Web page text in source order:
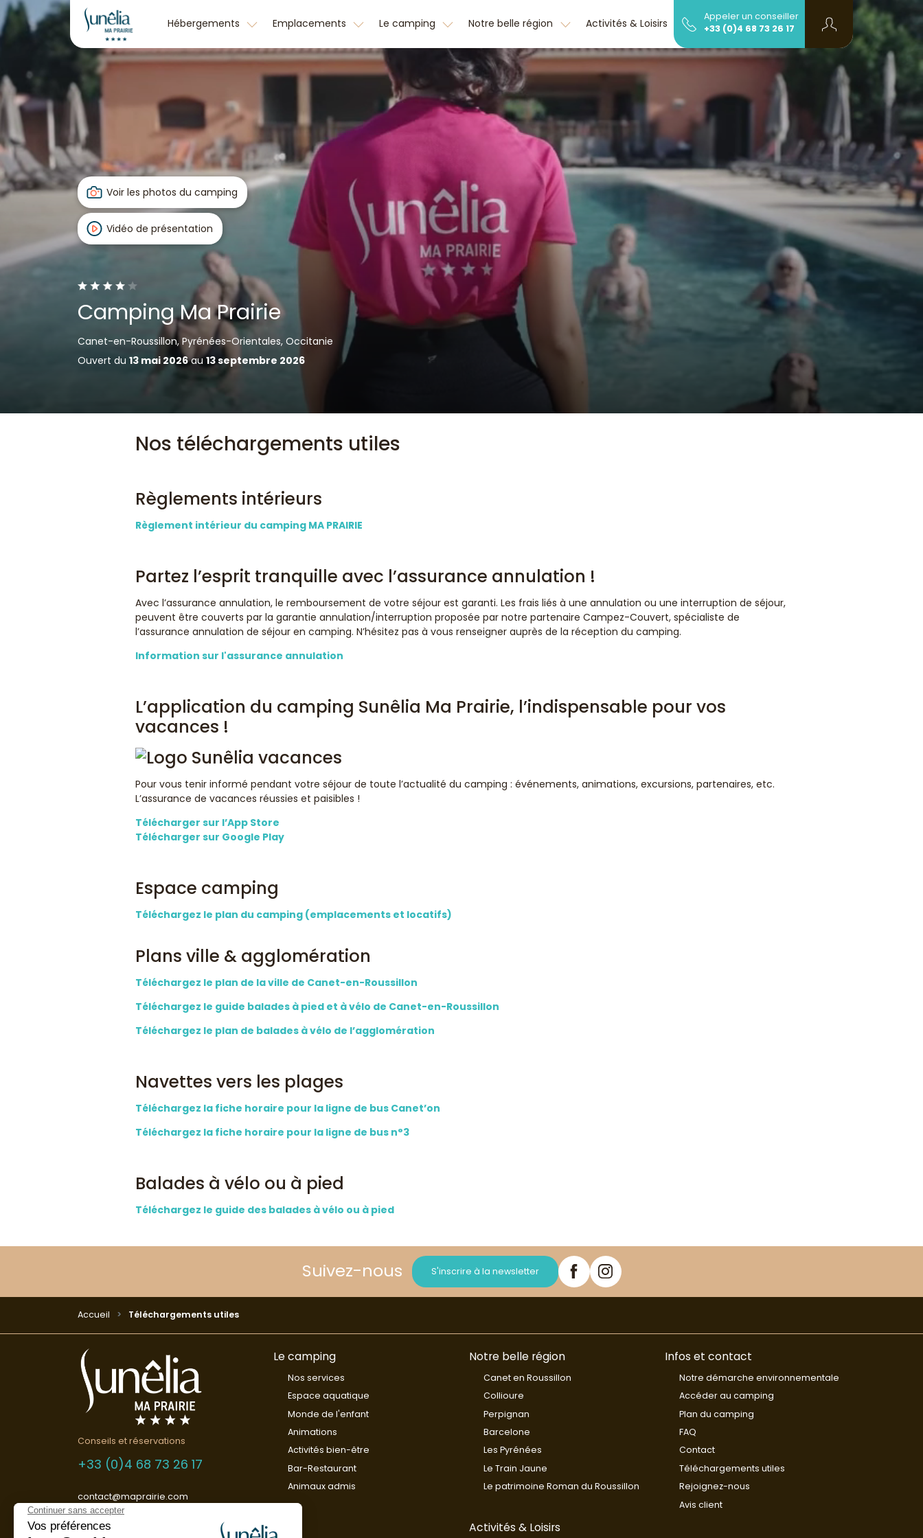
Hébergements Emplacements Le camping Notre belle région Activités & Loisirs Infos et contact
Appeler un conseiller
+33 (0)4 68 73 26 17
Voir les photos du camping
Vidéo de présentation
Camping Ma Prairie
Canet-en-Roussillon, Pyrénées-Orientales, Occitanie
Ouvert du 13 mai 2026au13 septembre 2026
Nos téléchargements utiles
Règlements intérieurs
Règlement intérieur du camping MA PRAIRIE
Partez l’esprit tranquille avec l’assurance annulation !
Avec l’assurance annulation, le remboursement de votre séjour est garanti. Les frais liés à une annulation ou une interruption de séjour,
peuvent être couverts par la garantie annulation/interruption proposée par notre partenaire Campez-Couvert, spécialiste de
l’assurance annulation de séjour en camping. N’hésitez pas à vous renseigner auprès de la réception du camping.
Information sur l'assurance annulation
L’application du camping Sunêlia Ma Prairie, l’indispensable pour vos
vacances !
Pour vous tenir informé pendant votre séjour de toute l’actualité du camping : événements, animations, excursions, partenaires, etc.
L’assurance de vacances réussies et paisibles !
Télécharger sur l’AppStore
Télécharger sur Google Play
Espace camping
Téléchargez le plan du camping (emplacements et locatifs)
Plans ville & agglomération
Téléchargez le plan de la ville de Canet-en-Roussillon
Téléchargez le guide balades à pied et à vélo de Canet-en-Roussillon
Téléchargez le plan de balades à vélo de l’agglomération
Navettes vers les plages
Téléchargez la fiche horaire pour la ligne de bus Canet’on
Téléchargez la fiche horaire pour la ligne de bus n°3
Balades à vélo ou à pied
Téléchargez le guide des balades à vélo ou à pied
Suivez-nous S'inscrire à la newsletter
Accueil Téléchargements utiles
Conseils et réservations
+33 (0)4 68 73 26 17
contact@maprairie.com
Nous contacter
Le camping
Nos services
Espace aquatique
Monde de l'enfant
Animations
Activités bien-être
Bar-Restaurant
Animaux admis
Notre belle région
Canet en Roussillon
Collioure
Perpignan
Barcelone
Les Pyrénées
Le Train Jaune
Le patrimoine Roman du Roussillon
Activités & Loisirs
Infos et contact
Notre démarche environnementale
Accéder au camping
Plan du camping
FAQ
Contact
Téléchargements utiles
Rejoignez-nous
Avis client